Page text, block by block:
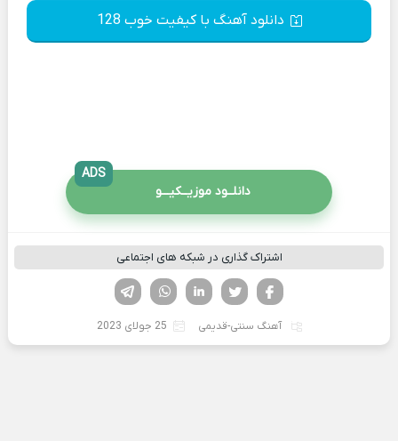
دانلود آهنگ با کیفیت خوب 128
دانلــود موزیــکیـــو
ADS
اشتراک گذاری در شبکه های اجتماعی
لینکدین تویتر
فیسوک
آهنگ سنتی-قدیمی 25 جولای 2023